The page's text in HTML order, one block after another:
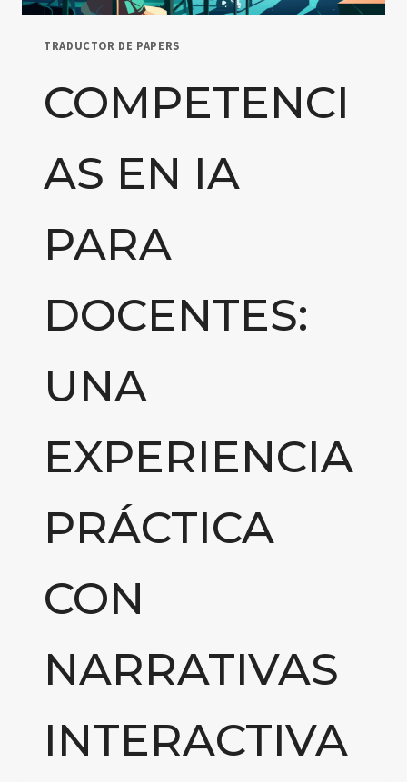
TRADUCTOR DE PAPERS
COMPETENCI
AS EN IA
PARA
DOCENTES:
UNA
EXPERIENCIA
PRÁCTICA
CON
NARRATIVAS
INTERACTIVA